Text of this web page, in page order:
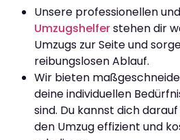
Unsere professionellen
Umzugshelferstehen dir
Umzugs zur Seite und
reibungslosen Ablauf.
Wir bieten
deine individuellen
sind. Du kannst dich
den Umzug effizient und